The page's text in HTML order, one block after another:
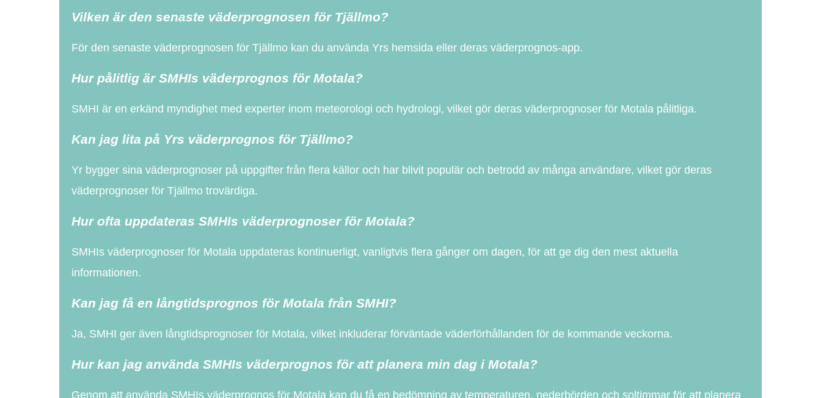
Vilken är den senaste väderprognosen för Tjällmo?
För den senaste väderprognosen för Tjällmo kan du använda Yrs hemsida eller deras väderprognos-app.
Hur pålitlig är SMHIs väderprognos för Motala?
SMHI är en erkänd myndighet med experter inom meteorologi och hydrologi, vilket gör deras väderprognoser för Motala pålitliga.
Kan jag lita på Yrs väderprognos för Tjällmo?
Yr bygger sina väderprognoser på uppgifter från flera källor och har blivit populär och betrodd av många användare, vilket gör deras
väderprognoser för Tjällmo trovärdiga.
Hur ofta uppdateras SMHIs väderprognoser för Motala?
SMHIs väderprognoser för Motala uppdateras kontinuerligt, vanligtvis flera gånger om dagen, för att ge dig den mest aktuella
informationen.
Kan jag få en långtidsprognos för Motala från SMHI?
Ja, SMHI ger även långtidsprognoser för Motala, vilket inkluderar förväntade väderförhållanden för de kommande veckorna.
Hur kan jag använda SMHIs väderprognos för att planera min dag i Motala?
Genom att använda SMHIs väderprognos för Motala kan du få en bedömning av temperaturen, nederbörden och soltimmar för att planera